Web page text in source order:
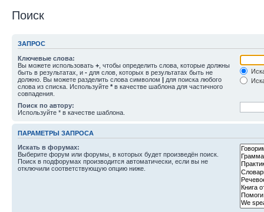
Поиск
ЗАПРОС
Ключевые слова:
Вы можете использовать + , чтобы определить слова, которые должны
быть в результатах, и - для слов, которых в результатах быть не
должно. Вы можете разделить слова символом | для поиска любого
слова из списка. Используйте * в качестве шаблона для частичного
совпадения.
Поиск по автору:
Используйте * в качестве шаблона.
ПАРАМЕТРЫ ЗАПРОСА
Искать в форумах:
Выберите форум или форумы, в которых будет произведён поиск.
Поиск в подфорумах производится автоматически, если вы не
отключили соответствующую опцию ниже.